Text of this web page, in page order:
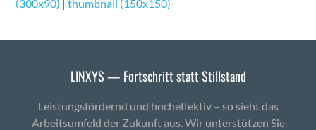
(300x90) |thumbnail (150x150)
LINXYS — Fortschritt statt Stillstand
Leistungsfördernd und hocheffektiv – so sieht das
Arbeitsumfeld der Zukunft aus. Wir unterstützen Sie